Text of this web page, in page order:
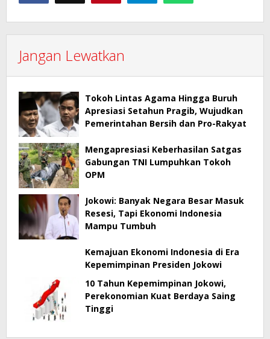
Jangan Lewatkan
Tokoh Lintas Agama Hingga Buruh
Apresiasi Setahun Pragib, Wujudkan
Pemerintahan Bersih dan Pro-Rakyat
Mengapresiasi Keberhasilan Satgas
Gabungan TNI Lumpuhkan Tokoh
OPM
Jokowi: Banyak Negara Besar Masuk
Resesi, Tapi Ekonomi Indonesia
Mampu Tumbuh
Kemajuan Ekonomi Indonesia di Era
Kepemimpinan Presiden Jokowi
10 Tahun Kepemimpinan Jokowi,
Perekonomian Kuat Berdaya Saing
Tinggi